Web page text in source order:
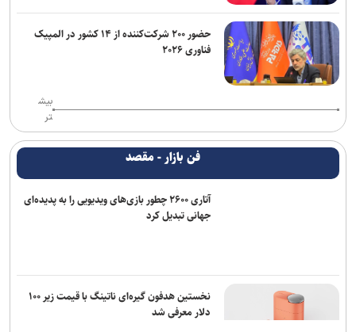
حضور ۲۰۰ شرکت‌کننده از ۱۴ کشور در المپیک
فناوری ۲۰۲۶
بیش
تر
فن بازار - مقصد
آتاری ۲۶۰۰ چطور بازی‌های ویدیویی را به پدیده‌ای
جهانی تبدیل کرد
نخستین هدفون گیره‌ای ناتینگ با قیمت زیر ۱۰۰
دلار معرفی شد